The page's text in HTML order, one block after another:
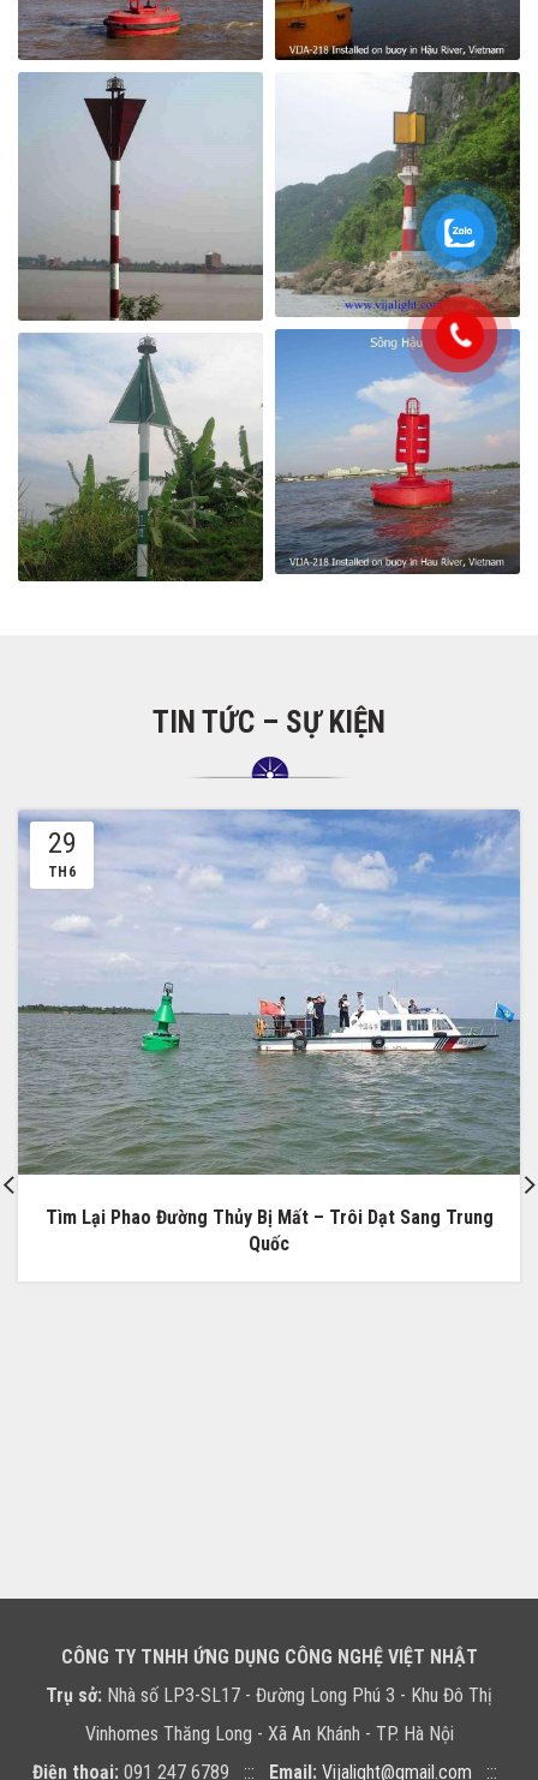
TIN TỨC – SỰ KIỆN
29
TH6
Tìm Lại Phao Đường Thủy Bị Mất – Trôi Dạt Sang Trung
Quốc
CÔNG TY TNHH ỨNG DỤNG CÔNG NGHỆ VIỆT NHẬT
Trụ sở: Nhà số LP3-SL17 - Đường Long Phú 3 - Khu Đô Thị
Vinhomes Thăng Long - Xã An Khánh - TP. Hà Nội
Điện thoại: 091 247 6789 ::: Email: Vijalight@gmail.com :::